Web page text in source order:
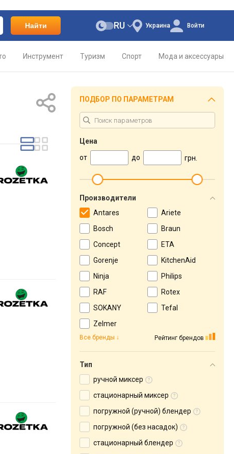
Найти Украина
RU Войти
Инструмент Туризм Спорт Мода и аксессуары
ПОДБОР ПО ПАРАМЕТРАМ
Цена
от
до грн.
Производители
Antares
Ariete
Bosch
Braun
Concept
ETA
Gorenje
KitchenAid
Ninja
Philips
RAF
Rotex
SOKANY
Tefal
Zelmer
Рейтинг брендов
Все бренды
Тип
ручной миксер
стационарный миксер
погружной (ручной) блендер
погружной (без насадок)
стационарный блендер